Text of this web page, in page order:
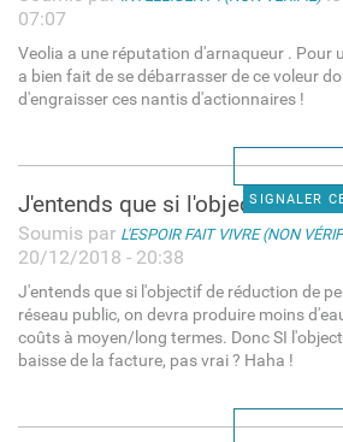
07:07
Veolia a une réputation d'arnaqueur . Pour
a bien fait de se débarrasser de ce voleur
d'engraisser ces nantis d'actionnaires !
SIGNALER
J'entends que si l'objectif
Soumis par L'ESPOIR FAIT VIVRE (NON
20/12/2018 - 20:38
J'entends que si l'objectif de réduction de
réseau public, on devra produire moins
coûts à moyen/long termes. Donc SI
baisse de la facture, pas vrai ? Haha !